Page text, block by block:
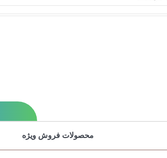
محصولات فروش ویژه